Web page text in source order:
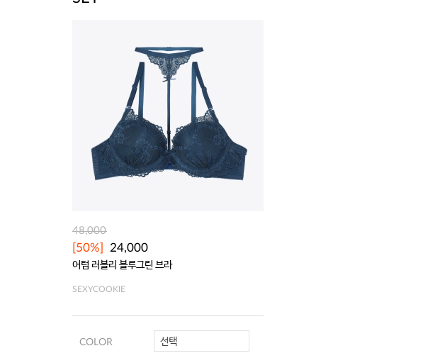
48,000
[50%] 24,000
어텀 러블리 블루그린 브라
SEXYCOOKIE
COLOR 선택